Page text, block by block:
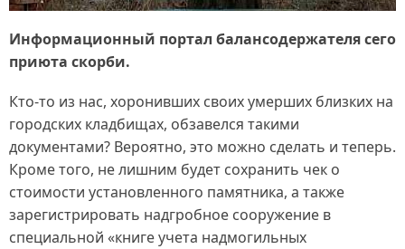
Информационный портал балансодержателя сего
приюта скорби.
Кто‑то из нас, хоронивших своих умерших близких на
городских кладбищах, обзавелся такими
документами? Вероятно, это можно сделать и теперь.
Кроме того, не лишним будет сохранить чек о
стоимости установленного памятника, а также
зарегистрировать надгробное сооружение в
специальной «книге учета надмогильных